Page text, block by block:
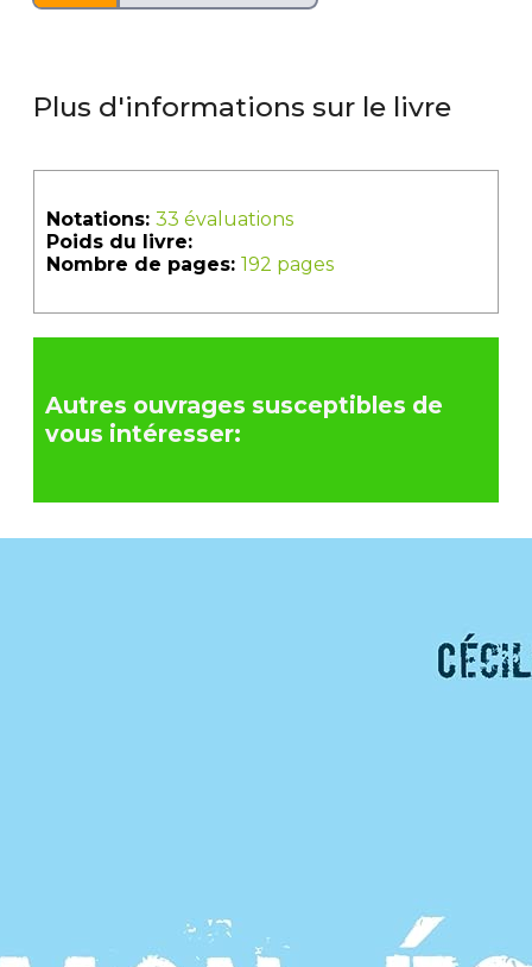
Plus d'informations sur le livre
Notations: 33 évaluations
Poids du livre:
Nombre de pages: 192 pages
Autres ouvrages susceptibles de
vous intéresser: